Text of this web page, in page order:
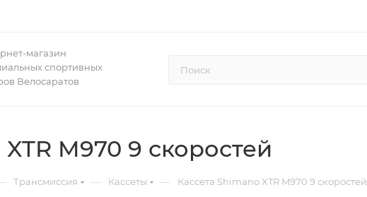
магазин
спортивных
Велосаратов
M970 9 скоростей
Трансмиссия — Кассеты — Кассета Shimano XTR M970 9 скоростей